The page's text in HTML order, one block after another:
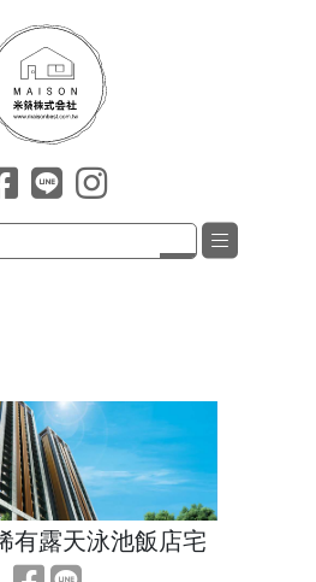
有露天泳池飯店宅